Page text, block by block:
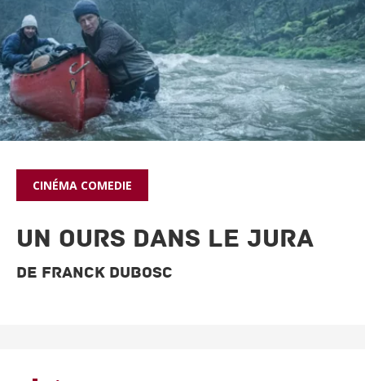
CINÉMA COMEDIE
UN OURS DANS LE JURA
De Franck Dubosc